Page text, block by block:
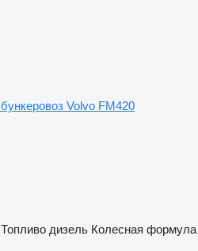
бункеровоз Volvo FM420
Топливо дизель Колесная формула